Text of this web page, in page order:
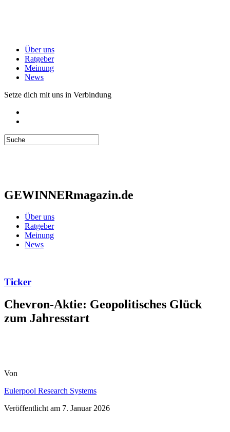
Über uns
Ratgeber
Meinung
News
Setze dich mit uns in Verbindung
GEWINNERmagazin.de
Über uns
Ratgeber
Meinung
News
Ticker
Chevron-Aktie: Geopolitisches Glück
zum Jahresstart
Von
Eulerpool Research Systems
Veröffentlicht am 7. Januar 2026